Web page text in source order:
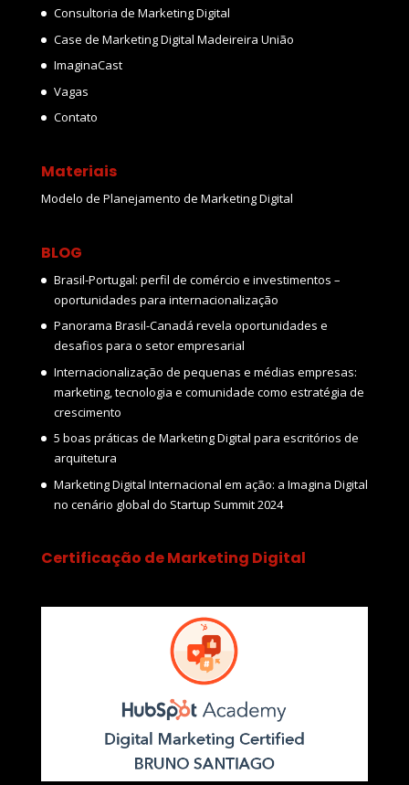
Consultoria de Marketing Digital
Case de Marketing Digital Madeireira União
ImaginaCast
Vagas
Contato
Materiais
Modelo de Planejamento de Marketing Digital
BLOG
Brasil-Portugal: perfil de comércio e investimentos –
oportunidades para internacionalização
Panorama Brasil-Canadá revela oportunidades e
desafios para o setor empresarial
Internacionalização de pequenas e médias empresas:
marketing, tecnologia e comunidade como estratégia de
crescimento
5 boas práticas de Marketing Digital para escritórios de
arquitetura
Marketing Digital Internacional em ação: a Imagina Digital
no cenário global do Startup Summit 2024
Certificação de Marketing Digital